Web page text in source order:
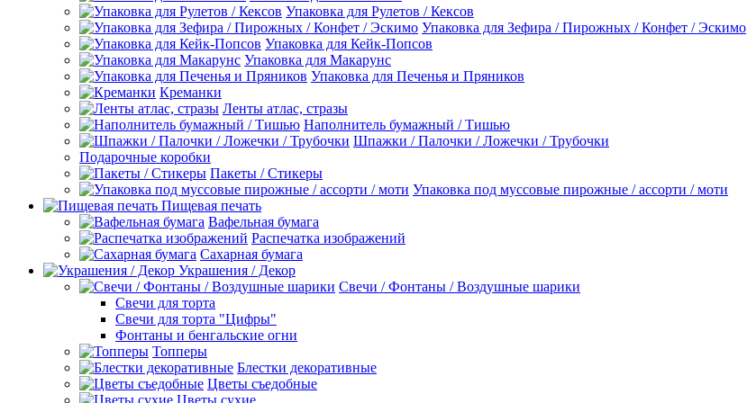
Упаковка для Рулетов / Кексов
Упаковка для Зефира / Пирожных / Конфет / Эскимо
Упаковка для Кейк-Попсов
Упаковка для Макарунс
Упаковка для Печенья и Пряников
Креманки
Ленты атлас, стразы
Наполнитель бумажный / Тишью
Шпажки / Палочки / Ложечки / Трубочки
Подарочные коробки
Пакеты / Стикеры
Упаковка под муссовые пирожные / ассорти / моти
Пищевая печать
Вафельная бумага
Распечатка изображений
Сахарная бумага
Украшения / Декор
Свечи / Фонтаны / Воздушные шарики
Свечи для торта
Свечи для торта "Цифры"
Фонтаны и бенгальские огни
Топперы
Блестки декоративные
Цветы съедобные
Цветы сухие